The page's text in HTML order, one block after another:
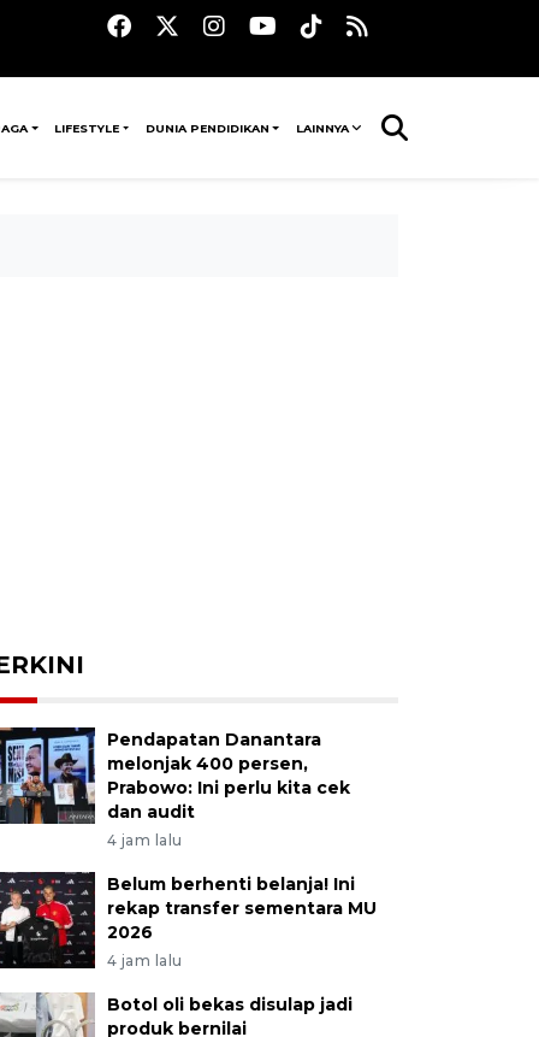
LIFESTYLE DUNIA PENDIDIKAN LAINNYA
Pendapatan Danantara
melonjak 400 persen,
Prabowo: Ini perlu kita cek
dan audit
4 jam lalu
Belum berhenti belanja! Ini
rekap transfer sementara MU
2026
4 jam lalu
Botol oli bekas disulap jadi
produk bernilai